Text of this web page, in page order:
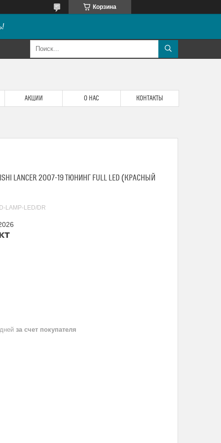
Корзина
АКЦИИ О НАС КОНТАКТЫ
LANCER 2007-19 ТЮНИНГ FULL LED (КРАСНЫЙ
LAMP-LED/DR
за счет покупателя